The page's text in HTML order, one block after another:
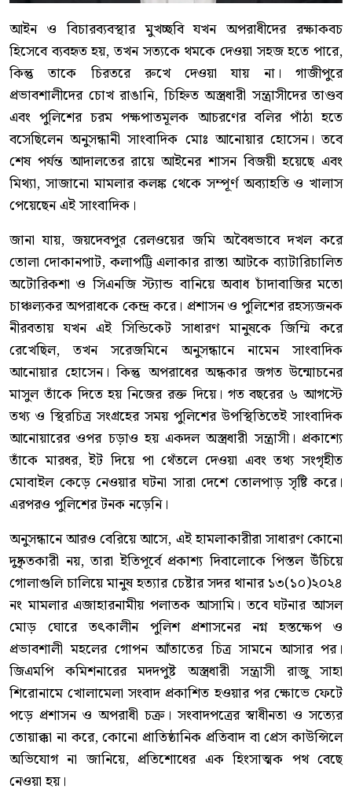
আইন ও বিচারব্যবস্থার মুখচ্ছবি যখন অপরাধীদের রক্ষাকবচ
হিসেবে ব্যবহৃত হয়, তখন সত্যকে থমকে দেওয়া সহজ হতে পারে,
কিন্তু তাকে চিরতরে রুখে দেওয়া যায় না। গাজীপুরে
প্রভাবশালীদের চোখ রাঙানি, চিহ্নিত অস্ত্রধারী সন্ত্রাসীদের তাণ্ডব
এবং পুলিশের চরম পক্ষপাতমূলক আচরণের বলির পাঁঠা হতে
বসেছিলেন অনুসন্ধানী সাংবাদিক মোঃ আনোয়ার হোসেন। তবে
শেষ পর্যন্ত আদালতের রায়ে আইনের শাসন বিজয়ী হয়েছে এবং
মিথ্যা, সাজানো মামলার কলঙ্ক থেকে সম্পূর্ণ অব্যাহতি ও খালাস
পেয়েছেন এই সাংবাদিক।
জানা যায়, জয়দেবপুর রেলওয়ের জমি অবৈধভাবে দখল করে
তোলা দোকানপাট, কলাপট্টি এলাকার রাস্তা আটকে ব্যাটারিচালিত
অটোরিকশা ও সিএনজি স্ট্যান্ড বানিয়ে অবাধ চাঁদাবাজির মতো
চাঞ্চল্যকর অপরাধকে কেন্দ্র করে। প্রশাসন ও পুলিশের রহস্যজনক
নীরবতায় যখন এই সিন্ডিকেট সাধারণ মানুষকে জিম্মি করে
রেখেছিল, তখন সরেজমিনে অনুসন্ধানে নামেন সাংবাদিক
আনোয়ার হোসেন। কিন্তু অপরাধের অন্ধকার জগত উন্মোচনের
মাসুল তাঁকে দিতে হয় নিজের রক্ত দিয়ে। গত বছরের ৬ আগস্টে
তথ্য ও স্থিরচিত্র সংগ্রহের সময় পুলিশের উপস্থিতিতেই সাংবাদিক
আনোয়ারের ওপর চড়াও হয় একদল অস্ত্রধারী সন্ত্রাসী। প্রকাশ্যে
তাঁকে মারধর, ইট দিয়ে পা থেঁতলে দেওয়া এবং তথ্য সংগৃহীত
মোবাইল কেড়ে নেওয়ার ঘটনা সারা দেশে তোলপাড় সৃষ্টি করে।
এরপরও পুলিশের টনক নড়েনি।
অনুসন্ধানে আরও বেরিয়ে আসে, এই হামলাকারীরা সাধারণ কোনো
দুষ্কৃতকারী নয়, তারা ইতিপূর্বে প্রকাশ্য দিবালোকে পিস্তল উঁচিয়ে
গোলাগুলি চালিয়ে মানুষ হত্যার চেষ্টার সদর থানার ১৩(১০)২০২৪
নং মামলার এজাহারনামীয় পলাতক আসামি। তবে ঘটনার আসল
মোড় ঘোরে তৎকালীন পুলিশ প্রশাসনের নগ্ন হস্তক্ষেপ ও
প্রভাবশালী মহলের গোপন আঁতাতের চিত্র সামনে আসার পর।
জিএমপি কমিশনারের মদদপুষ্ট অস্ত্রধারী সন্ত্রাসী রাজু সাহা
শিরোনামে খোলামেলা সংবাদ প্রকাশিত হওয়ার পর ক্ষোভে ফেটে
পড়ে প্রশাসন ও অপরাধী চক্র। সংবাদপত্রের স্বাধীনতা ও সত্যের
তোয়াক্কা না করে, কোনো প্রাতিষ্ঠানিক প্রতিবাদ বা প্রেস কাউন্সিলে
অভিযোগ না জানিয়ে, প্রতিশোধের এক হিংসাত্মক পথ বেছে
নেওয়া হয়।